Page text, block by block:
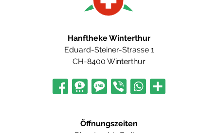
Hanftheke Winterthur
Eduard-Steiner-Strasse 1
CH-8400 Winterthur
Öffnungszeiten